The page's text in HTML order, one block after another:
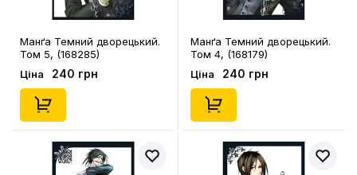
Манґа Темний дворецький.
Том 5, (168285)
Ціна 240 грн
Манґа Темний дворецький.
Том 4, (168179)
Ціна 240 грн